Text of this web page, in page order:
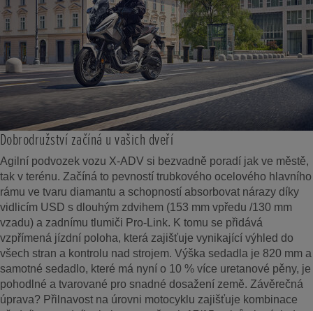
Dobrodružství začíná u vašich dveří
Agilní podvozek vozu X-ADV si bezvadně poradí jak ve městě,
tak v terénu. Začíná to pevností trubkového ocelového hlavního
rámu ve tvaru diamantu a schopností absorbovat nárazy díky
vidlicím USD s dlouhým zdvihem (153 mm vpředu /130 mm
vzadu) a zadnímu tlumiči Pro-Link. K tomu se přidává
vzpřímená jízdní poloha, která zajišťuje vynikající výhled do
všech stran a kontrolu nad strojem. Výška sedadla je 820 mm a
samotné sedadlo, které má nyní o 10 % více uretanové pěny, je
pohodlné a tvarované pro snadné dosažení země. Závěrečná
úprava? Přilnavost na úrovni motocyklu zajišťuje kombinace